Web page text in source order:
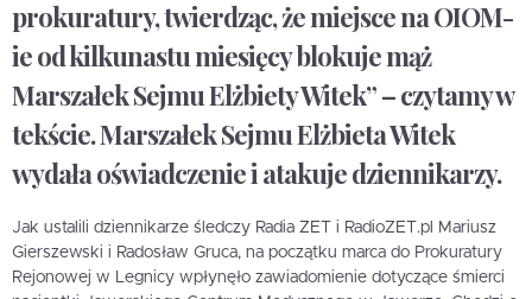
prokuratury, twierdząc, że miejsce na OIOM-
ie od kilkunastu miesięcy blokuje mąż
Marszałek Sejmu Elżbiety Witek” – czytamy w
tekście. Marszałek Sejmu Elżbieta Witek
wydała oświadczenie i atakuje dziennikarzy.
Jak ustalili dziennikarze śledczy Radia ZET i RadioZET.pl Mariusz
Gierszewski i Radosław Gruca, na początku marca do Prokuratury
Rejonowej w Legnicy wpłynęło zawiadomienie dotyczące śmierci